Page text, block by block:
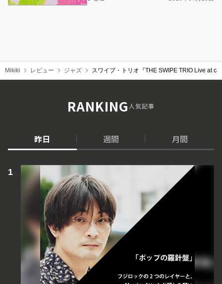
Mikiki レビュー ジャズ スワイプ・トリオ『THE SWIPE TRIO Live at
RANKING人気記事
昨日 週間 月間